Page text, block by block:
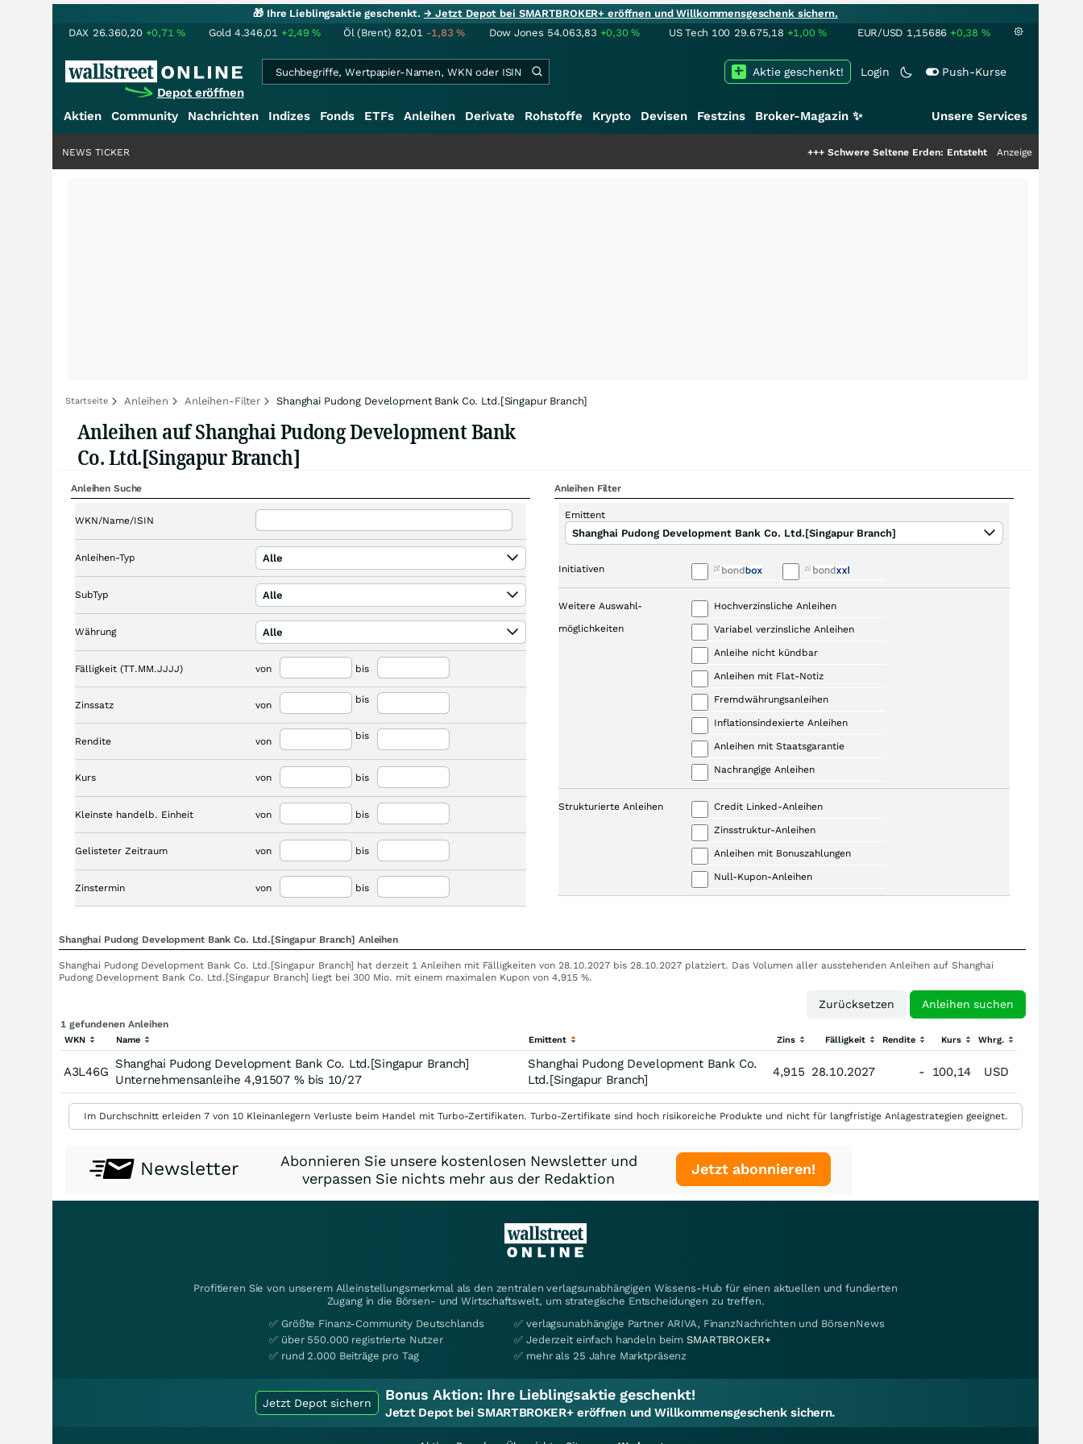
🎁 Ihre Lieblingsaktie geschenkt.→ Jetzt Depot bei SMARTBROKER+ eröffnen und Willkommensgeschenk sichern.
DAX 26.360,20 +0,71% Gold 4.346,01 +2,49% Öl (Brent) 82,01 -1,83% Dow Jones 54.063,83 +0,30% US Tech 100 29.675,18 +1,00% EUR/USD 1,15686 +0,38 %
Depot eröffnen
Login Push-Kurse
Aktie geschenkt!
Aktien Community Nachrichten Indizes Fonds ETFs Anleihen Derivate Rohstoffe Krypto Devisen Festzins Broker-Magazin ✨ Unsere Services
Schwere Seltene Erden: Entsteht hier die nächste
Anzeige
NEWS TICKER
Startseite Anleihen Anleihen-Filter Shanghai Pudong Development Bank Co. Ltd.[Singapur Branch]
Anleihen auf Shanghai Pudong Development Bank
Co. Ltd.[Singapur Branch]
Anleihen Suche
WKN/Name/ISIN
Anleihen-Typ Alle
SubTyp Alle
Währung Alle
Fälligkeit (TT.MM.JJJJ) von bis
Zinssatz von bis
Rendite von bis
Kurs von bis
Kleinste handelb. Einheit von bis
Gelisteter Zeitraum von bis
Zinstermin von bis
Anleihen Filter
Emittent
Shanghai Pudong Development Bank Co. Ltd.[Singapur Branch]
Initiativen
Weitere Auswahl-
möglichkeiten
Hochverzinsliche Anleihen
Variabel verzinsliche Anleihen
Anleihe nicht kündbar
Anleihen mit Flat-Notiz
Fremdwährungsanleihen
Inflationsindexierte Anleihen
Anleihen mit Staatsgarantie
Nachrangige Anleihen
Strukturierte Anleihen Credit Linked-Anleihen
Zinsstruktur-Anleihen
Anleihen mit Bonuszahlungen
Null-Kupon-Anleihen
Shanghai Pudong Development Bank Co. Ltd.[Singapur Branch] Anleihen
Shanghai Pudong Development Bank Co. Ltd.[Singapur Branch] hat derzeit 1 Anleihen mit Fälligkeiten von 28.10.2027 bis 28.10.2027 platziert. Das Volumen aller ausstehenden Anleihen auf Shanghai
Pudong Development Bank Co. Ltd.[Singapur Branch] liegt bei 300 Mio. mit einem maximalen Kupon von 4,915 %.
1 gefundenen Anleihen
WKN Name Emittent Zins Fälligkeit Rendite Kurs Whrg.
A3L46G
Shanghai Pudong Development Bank Co. Ltd.[Singapur Branch]
Unternehmensanleihe 4,91507 % bis 10/27
Shanghai Pudong Development Bank Co.
Ltd.[Singapur Branch]
4,915 28.10.2027 - 100,14 USD
Im Durchschnitt erleiden 7 von 10 Kleinanlegern Verluste beim Handel mit Turbo-Zertifikaten. Turbo-Zertifikate sind hoch risikoreiche Produkte und nicht für langfristige Anlagestrategien geeignet.
Newsletter
Abonnieren Sie unsere kostenlosen Newsletter und
verpassen Sie nichts mehr aus der Redaktion
Jetzt abonnieren!
Profitieren Sie von unserem Alleinstellungsmerkmal als den zentralen verlagsunabhängigen Wissens-Hub für einen aktuellen und fundierten
Zugang in die Börsen- und Wirtschaftswelt, um strategische Entscheidungen zu treffen.
✅ Größte Finanz-Community Deutschlands
✅ über 550.000 registrierte Nutzer
✅ rund 2.000 Beiträge pro Tag
✅ verlagsunabhängige Partner ARIVA, FinanzNachrichten und BörsenNews
✅ Jederzeit einfach handeln beimSMARTBROKER+
✅ mehr als 25 Jahre Marktpräsenz
Jetzt Depot sichern Bonus Aktion: Ihre Lieblingsaktie geschenkt!
Jetzt Depot bei SMARTBROKER+ eröffnen und Willkommensgeschenk sichern.